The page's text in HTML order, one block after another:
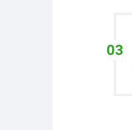
03